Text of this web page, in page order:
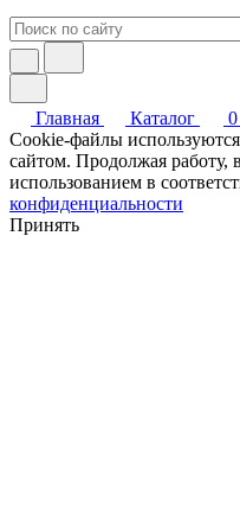
Главная Каталог 0
Cookie-файлы
сайтом. Продолжая работу,
использованием в
конфиденциальности
Принять